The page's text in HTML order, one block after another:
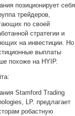
позиционирует себя
трейдеров,
по своей
стратегии и
на инвестиции. Но
выплаты
похоже на HYIP.
Stamford Trading
LP. предлагает
робастную